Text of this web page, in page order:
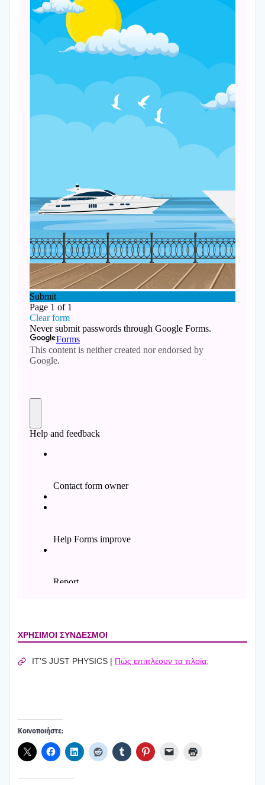
ΧΡΗ­ΣΙ­ΜΟΙ ΣΥΝ­ΔΕ­ΣΜΟΙ
IT’S JUST PHYSICS | Πώς επι­πλέ­ουν τα πλοία;
Κοι­νο­ποι­ή­στε: